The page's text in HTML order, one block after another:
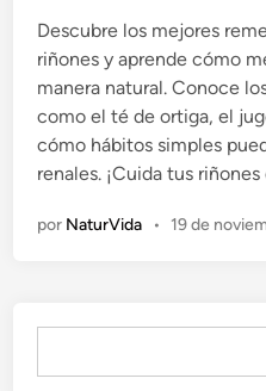
a
d
o
e
n
Descubre los mejores
riñones y aprende cómo
manera natural. Conoce
como el té de ortiga, el
cómo hábitos simples
renales. ¡Cuida tus
por NaturVida • 19 de